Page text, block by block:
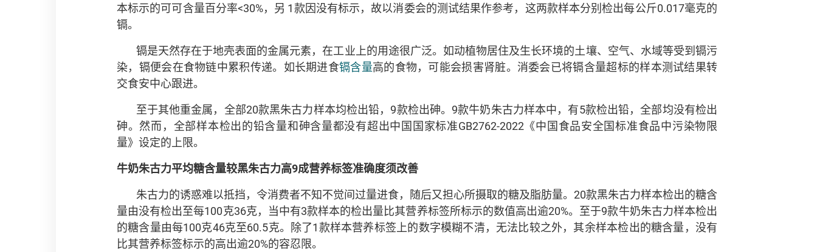
本标示的可可含量百分率<30%，另 1款因没有标示，故以消委会的测试结果作参考，这两款样本分别检出每公斤0.017毫克的
镉。
镉是天然存在于地壳表面的金属元素，在工业上的用途很广泛。如动植物居住及生长环境的土壤、空气、水域等受到镉污
染，镉便会在食物链中累积传递。如长期进食镉含量高的食物，可能会损害肾脏。消委会已将镉含量超标的样本测试结果转
交食安中心跟进。
至于其他重金属，全部20款黑朱古力样本均检出铅，9款检出砷。9款牛奶朱古力样本中，有5款检出铅，全部均没有检出
砷。然而，全部样本检出的铅含量和砷含量都没有超出中国国家标准GB2762-2022《中国食品安全国标准食品中污染物限
量》设定的上限。
牛奶朱古力平均糖含量较黑朱古力高9成营养标签准确度须改善
朱古力的诱惑难以抵挡，令消费者不知不觉间过量进食，随后又担心所摄取的糖及脂肪量。20款黑朱古力样本检出的糖含
量由没有检出至每100克36克，当中有3款样本的检出量比其营养标签所标示的数值高出逾20%。至于9款牛奶朱古力样本检出
的糖含量由每100克46克至60.5克。除了1款样本营养标签上的数字模糊不清，无法比较之外，其余样本检出的糖含量，没有
比其营养标签标示的高出逾20%的容忍限。